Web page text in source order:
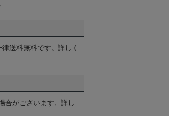
送料無料です。詳しく
合がございます。詳し